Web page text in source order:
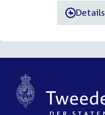
-Details